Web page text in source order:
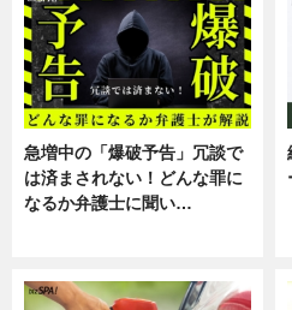
急増中の「爆破予告」冗談で
は済まされない！どんな罪に
なるか弁護士に聞い…